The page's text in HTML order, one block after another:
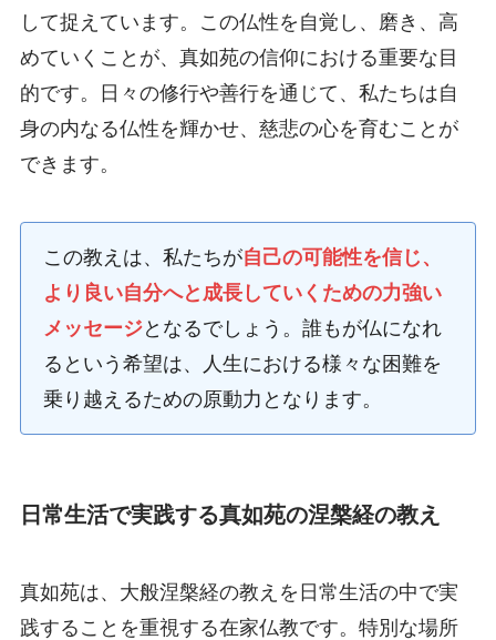
して捉えています。この仏性を自覚し、磨き、高
めていくことが、真如苑の信仰における重要な目
的です。日々の修行や善行を通じて、私たちは自
身の内なる仏性を輝かせ、慈悲の心を育むことが
できます。
この教えは、私たちが自己の可能性を信じ、
より良い自分へと成長していくための力強い
メッセージとなるでしょう。誰もが仏になれ
るという希望は、人生における様々な困難を
乗り越えるための原動力となります。
日常生活で実践する真如苑の涅槃経の教え
真如苑は、大般涅槃経の教えを日常生活の中で実
践することを重視する在家仏教です。特別な場所